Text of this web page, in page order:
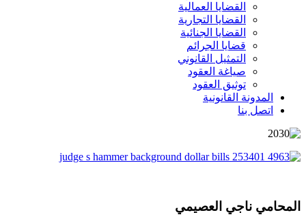
القضايا العمالية
القضايا التجارية
القضايا الجنائية
قضايا الجرائم
التمثيل القانوني
صياغة العقود
توثيق العقود
المدونة القانونية
اتصل بنا
المحامي ناجي العصيمي